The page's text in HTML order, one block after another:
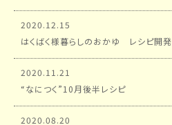
2020.12.15
はくばく様暮らしのおかゆ レシピ開発
2020.11.21
“なにつく”10月後半レシピ
2020.08.20